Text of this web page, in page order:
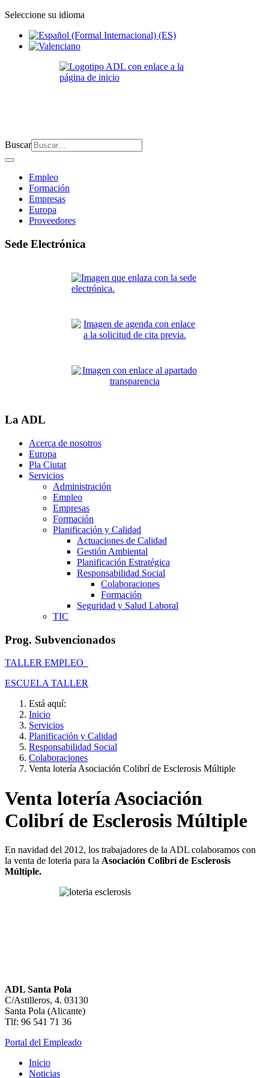
Seleccione su idioma
Buscar
Empleo
Formación
Empresas
Europa
Proveedores
Sede Electrónica
La ADL
Acerca de nosotros
Europa
Pla Ciutat
Servicios
Administración
Empleo
Empresas
Formación
Planificación y Calidad
Actuaciones de Calidad
Gestión Ambiental
Planificación Estratégica
Responsabilidad Social
Colaboraciones
Formación
Seguridad y Salud Laboral
TIC
Prog. Subvencionados
TALLER EMPLEO
ESCUELA TALLER
Está aquí:
Inicio
Servicios
Planificación y Calidad
Responsabilidad Social
Colaboraciones
Venta lotería Asociación Colibrí de Esclerosis Múltiple
Venta lotería Asociación
Colibrí de Esclerosis Múltiple
En navidad del 2012, los trabajadores de la ADL colaboramos con
la venta de loteria para la Asociación Colibrí de Esclerosis
Múltiple.
ADL Santa Pola
C/Astilleros, 4. 03130
Santa Pola (Alicante)
Tlf: 96 541 71 36
Portal del Empleado
Inicio
Noticias